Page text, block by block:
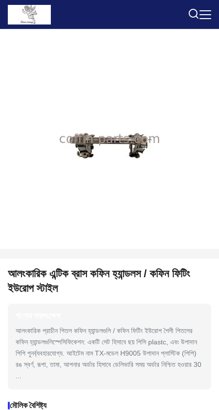
আলংকারিক এন্টিক ব্রাস কফিন হ্যান্ডলস / কফিন ফিটিং
ইউরোপ স্টাইল
আলংকারিক প্রাচীন পিতল কফিন হ্যান্ডলগুলি / কফিন ফিটিং ইউরোপ শৈলী পিতলের
কফিন হ্যান্ডলগুলিস্পেসিফিকেশন: একটি সেট হিসাবে ছয় পিসি plastc, এবং উপাদান
পিপি পুনর্ব্যবহারযোগ্য. আইটেম নাম TX-মডেল H9005 উপাদান প্লাস্টিক (পিপি)
রঙ স্বর্ণ, রূপা, তামা, আপনার অর্ডার হিসাবে ডেলিভারি সময় অর্ডার নিশ্চিত হওয়ার 30
মৌলিক বৈশিষ্ট্য